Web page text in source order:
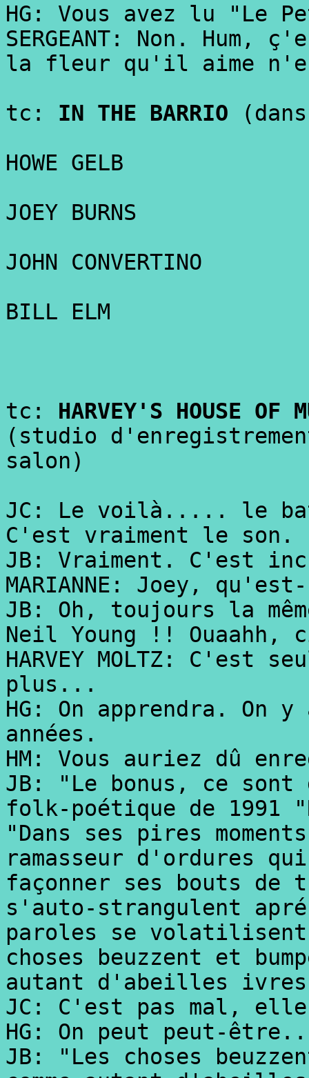
HG: Vous avez lu "Le
SERGEANT: Non.
la fleur qu'il aime
tc: IN THE BARRIO
HOWE GELB
JOEY BURNS
JOHN CONVERTINO
BILL ELM
tc: HARVEY'S HOUSE OF
(studio
salon)
JC: Le voilà..... le
C'est vraiment le son.
JB: Vraiment. C'est
MARIANNE: Joey,
JB: Oh, toujours la
Neil Young !!
HARVEY MOLTZ: C'est
plus...
HG: On apprendra. On
années.
HM: Vous auriez dû
JB: "Le bonus, ce sont
folk-poétique de 1991
"Dans ses pires
ramasseur d'ordures
façonner ses bouts de
s'auto-strangulent
paroles se
choses beuzzent et
autant d'abeilles
JC: C'est pas mal,
HG: On peut peut-
JB: "Les choses